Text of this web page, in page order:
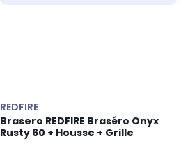
REDFIRE
Brasero REDFIRE Braséro Onyx
Rusty 60 + Housse + Grille